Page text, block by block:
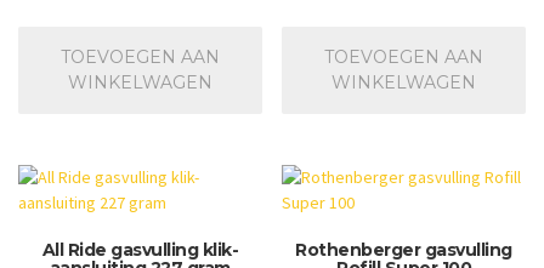
TOEVOEGEN AAN
WINKELWAGEN
TOEVOEGEN AAN
WINKELWAGEN
All Ride gasvulling klik-
Rothenberger gasvulling